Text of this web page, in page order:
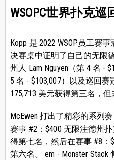
WSOPC世界扑克巡
Kopp 是 2022 WSOP员工赛
决赛桌中证明了自己的无限
州人 Lam Nguyen（第 4 名 -
5 名 - $103,007）以及巡回赛
175,713 美元获得第三名，
McEwen 打出了精彩的系列
赛事 #2：$400 无限注德州
得第七名，然后在赛事 #8：
第六名。 em - Monster Stack